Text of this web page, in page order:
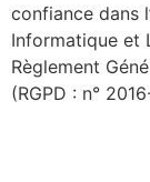
confiance dans
Informatique et
Règlement
(RGPD : n°